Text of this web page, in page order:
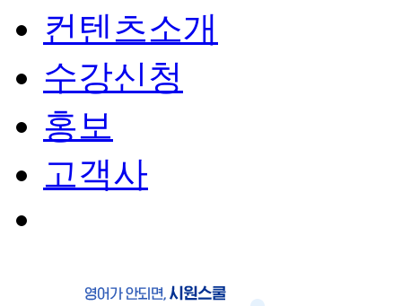
컨텐츠소개
수강신청
홍보
고객사